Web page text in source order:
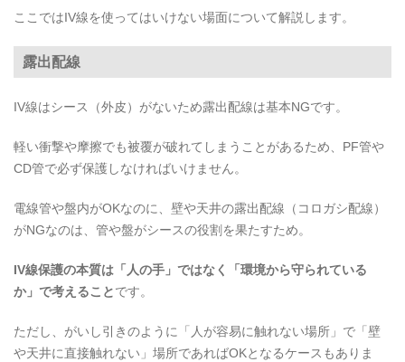
ここではIV線を使ってはいけない場面について解説します。
露出配線
IV線はシース（外皮）がないため露出配線は基本NGです。
軽い衝撃や摩擦でも被覆が破れてしまうことがあるため、PF管や
CD管で必ず保護しなければいけません。
電線管や盤内がOKなのに、壁や天井の露出配線（コロガシ配線）
がNGなのは、管や盤がシースの役割を果たすため。
IV線保護の本質は「人の手」ではなく「環境から守られている
か」で考えることです。
ただし、がいし引きのように「人が容易に触れない場所」で「壁
や天井に直接触れない」場所であればOKとなるケースもありま